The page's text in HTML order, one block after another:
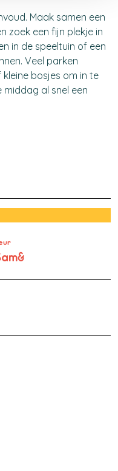
Maak samen een
zoek een fijn plekje in
in de speeltuin of een
Veel parken
bosjes om in te
al snel een